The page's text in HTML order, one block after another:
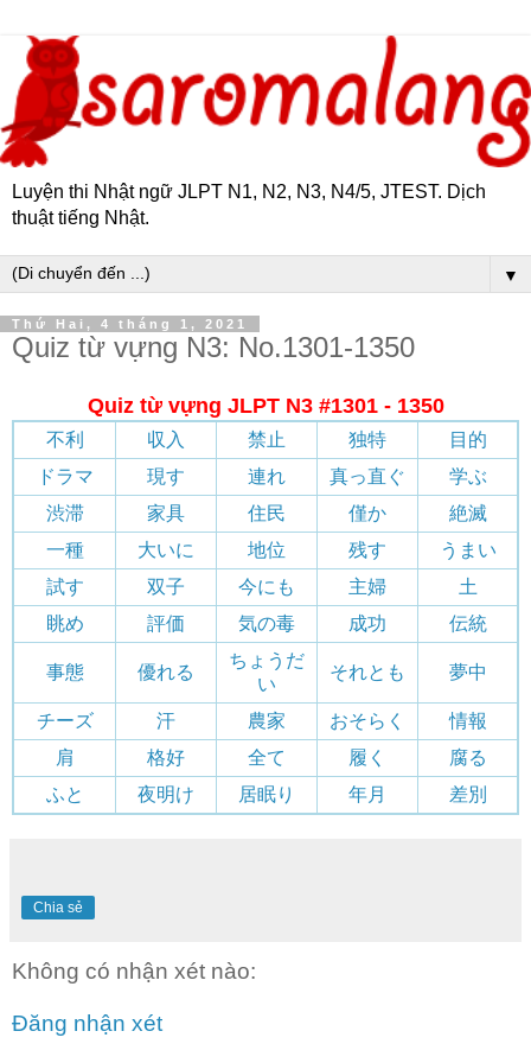
Luyện thi Nhật ngữ JLPT N1, N2, N3, N4/5, JTEST. Dịch
thuật tiếng Nhật.
▼
Thứ Hai, 4 tháng 1, 2021
Quiz từ vựng N3: No.1301-1350
Quiz từ vựng JLPT N3 #1301 - 1350
不利 収入 禁止 独特
目的
ドラマ
現す 連れ 真っ直ぐ
学ぶ
渋滞
家具 住民 僅か
絶滅
一種
大いに 地位 残す
うまい
試す
双子 今にも 主婦
土
眺め
評価 気の毒 成功 伝統
事態 優れる
ちょうだ
い
それとも 夢中
チーズ 汗 農家 おそらく
情報
肩
格好 全て 履く
腐る
ふと
夜明け 居眠り 年月 差別
Chia sẻ
Không có nhận xét nào:
Đăng nhận xét